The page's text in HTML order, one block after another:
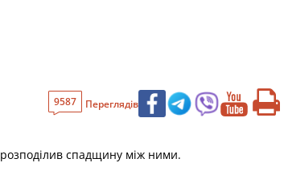
9587 Переглядів
спадщину між ними.